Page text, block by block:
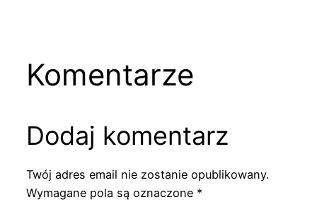
Komentarze
Dodaj komentarz
Twój adres email nie zostanie opublikowany.
Wymagane pola są oznaczone *